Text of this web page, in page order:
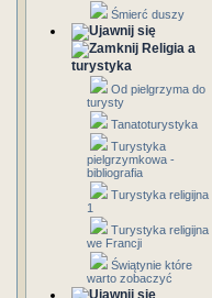
Śmierć duszy
Religia a
turystyka
Od pielgrzyma do
turysty
Tanatoturystyka
Turystyka
pielgrzymkowa -
bibliografia
Turystyka religijna
1
Turystyka religijna
we Francji
Świątynie które
warto zobaczyć